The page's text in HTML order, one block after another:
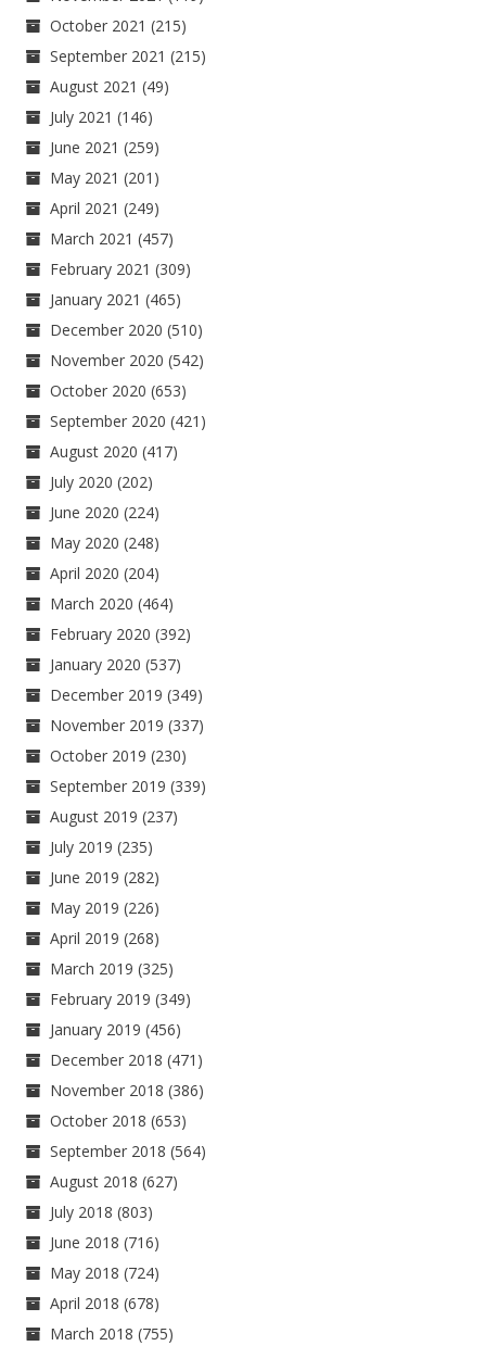
October 2021 (215)
September 2021 (215)
August 2021 (49)
July 2021 (146)
June 2021 (259)
May 2021 (201)
April 2021 (249)
March 2021 (457)
February 2021 (309)
January 2021 (465)
December 2020 (510)
November 2020 (542)
October 2020 (653)
September 2020 (421)
August 2020 (417)
July 2020 (202)
June 2020 (224)
May 2020 (248)
April 2020 (204)
March 2020 (464)
February 2020 (392)
January 2020 (537)
December 2019 (349)
November 2019 (337)
October 2019 (230)
September 2019 (339)
August 2019 (237)
July 2019 (235)
June 2019 (282)
May 2019 (226)
April 2019 (268)
March 2019 (325)
February 2019 (349)
January 2019 (456)
December 2018 (471)
November 2018 (386)
October 2018 (653)
September 2018 (564)
August 2018 (627)
July 2018 (803)
June 2018 (716)
May 2018 (724)
April 2018 (678)
March 2018 (755)